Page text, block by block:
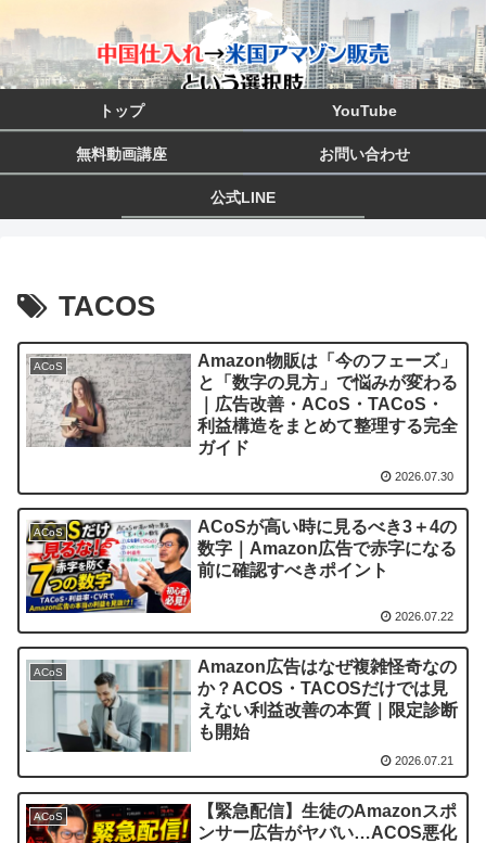
トップ YouTube
無料動画講座 お問い合わせ
公式LINE
TACOS
ACoS
Amazon物販は「今のフェーズ」
と「数字の見方」で悩みが変わる
｜広告改善・ACoS・TACoS・
利益構造をまとめて整理する完全
ガイド
2026.07.30
ACoS
ACoSが高い時に見るべき3＋4の
数字｜Amazon広告で赤字になる
前に確認すべきポイント
2026.07.22
ACoS
Amazon広告はなぜ複雑怪奇なの
か？ACOS・TACOSだけでは見
えない利益改善の本質｜限定診断
も開始
2026.07.21
ACoS
【緊急配信】生徒のAmazonスポ
ンサー広告がヤバい…ACOS悪化